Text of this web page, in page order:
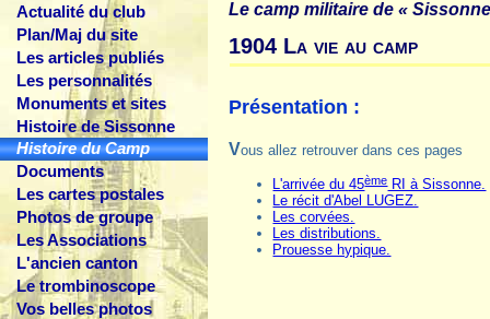
Actualité du club
Plan/Maj du site
Les articles publiés
Les personnalités
Monuments et sites
Histoire de Sissonne
Histoire du Camp
Documents
Les cartes postales
Photos de groupe
Les Associations
L'ancien canton
Le trombinoscope
Vos belles photos
Le camp militaire de«
1904 La vie au camp
Présentation :
Vous allez retrouver dans ces pages
L'arrivée du 45èmeRI à Sissonne.
Le récit d'Abel LUGEZ.
Les corvées.
Les distributions.
Prouesse hypique.